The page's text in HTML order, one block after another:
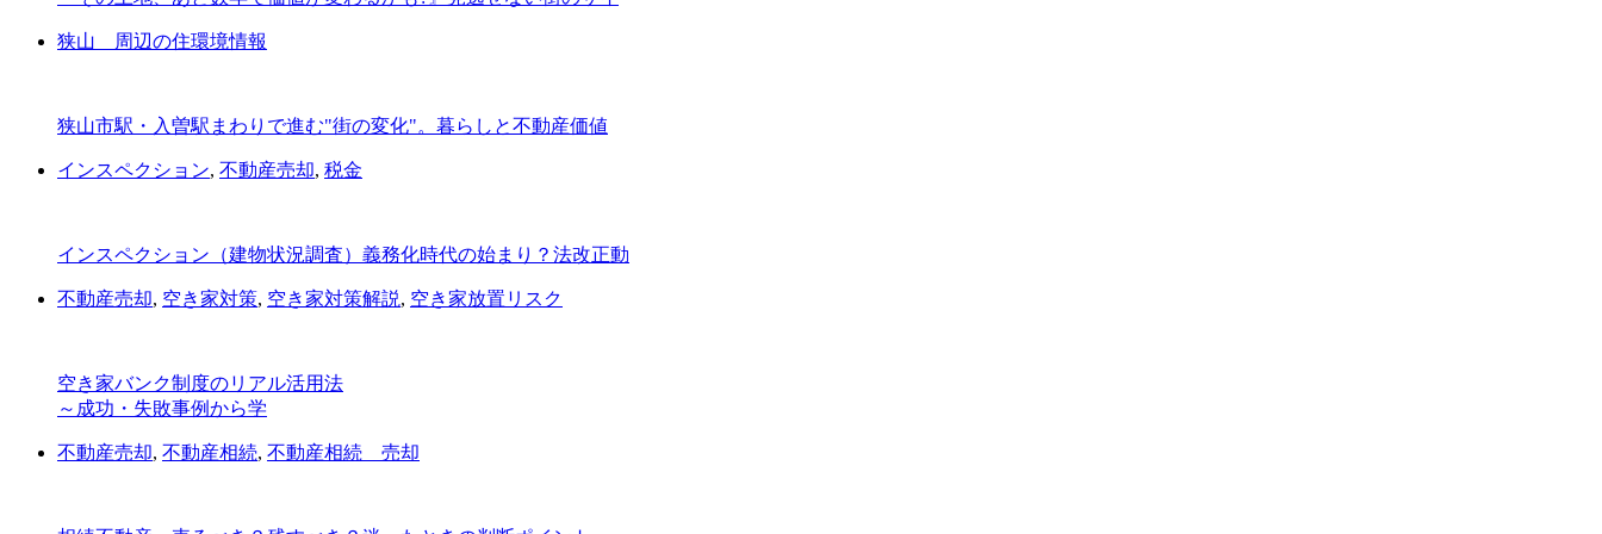
狭山 周辺の住環境情報
狭山市駅・入曽駅まわりで進む"街の変化"。暮らしと不動産価値
インスペクション, 不動産売却, 税金
インスペクション（建物状況調査）義務化時代の始まり？法改正動
不動産売却, 空き家対策, 空き家対策解説, 空き家放置リスク
空き家バンク制度のリアル活用法
～成功・失敗事例から学
不動産売却, 不動産相続, 不動産相続 売却